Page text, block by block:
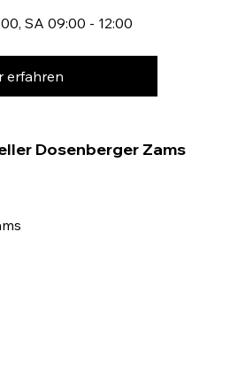
SA 09:00 - 12:00
erfahren
Dosenberger Zams